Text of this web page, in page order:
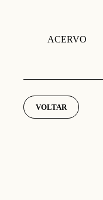
ACERVO
VOLTAR